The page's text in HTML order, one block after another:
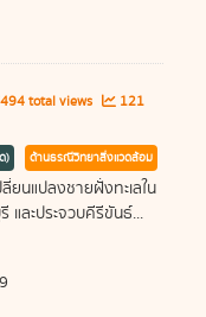
total views
121
) ด้านธรณีวิทยาสิ่งแวดล้อม
ยนแปลงชายฝั่งทะเลใน
ละประจวบคีรีขันธ์...